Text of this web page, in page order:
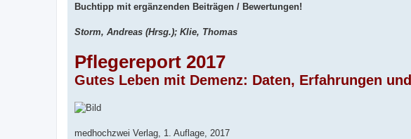
i
a
Buchtipp mit ergänzenden Beiträgen / Bewertungen!
Storm, Andreas (Hrsg.); Klie, Thomas
Pflegereport 2017
Gutes Leben mit Demenz: Daten, Erfahrungen
medhochzwei Verlag, 1. Auflage, 2017